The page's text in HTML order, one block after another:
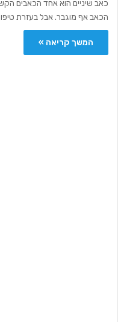
כאב שיניים הוא אחד הכאבים
הכאב אף מוגבר. אבל בעזרת
המשך קריאה »